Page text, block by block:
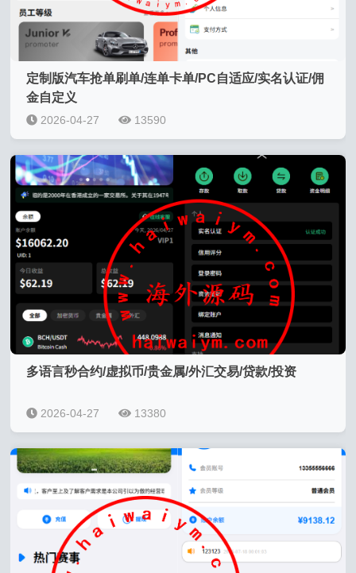
定制版汽车抢单刷单/连单卡单/PC自适应/实名认证/佣
金自定义
2026-04-27 13590
多语言秒合约/虚拟币/贵金属/外汇交易/贷款/投资
2026-04-27 13380